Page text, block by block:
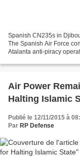
Spanish CN235s in
The Spanish Air Force
Atalanta anti-piracy
Air Power
Halting Islamic
Publié le 12/11/2015 à
Par RP Defense